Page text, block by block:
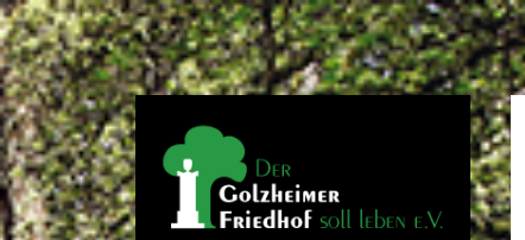
Direkt zum Inhalt